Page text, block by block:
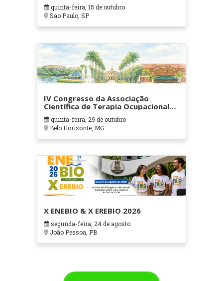
quinta-feira, 15 de outubro
Sao Paulo, SP
IV Congresso da Associação
Científica de Terapia Ocupacional
em Contextos Hospitalares e
Cuidados Paliativos - ATOHOSP
quinta-feira, 29 de outubro
Belo Horizonte, MG
X ENEBIO & X EREBIO 2026
segunda-feira, 24 de agosto
João Pessoa, PB